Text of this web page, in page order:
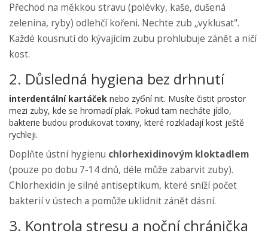
Přechod na měkkou stravu (polévky, kaše, dušená
zelenina, ryby) odlehčí kořeni. Nechte zub „vyklusat".
Každé kousnutí do kývajícím zubu prohlubuje zánět a ničí
kost.
2. Důsledná hygiena bez drhnutí
interdentální kartáček nebo zубní nit. Musíte čistit prostor
mezi zuby, kde se hromadí plak. Pokud tam necháte jídlo,
bakterie budou produkovat toxiny, které rozkladají kost ještě
rychleji.
Doplňte ústní hygienu chlorhexidinovým kloktadlem
(pouze po dobu 7-14 dnů, déle může zabarvit zuby).
Chlorhexidin je silné antiseptikum, které sníží počet
bakterií v ústech a pomůže uklidnit zánět dásní.
3. Kontrola stresu a noční chránička